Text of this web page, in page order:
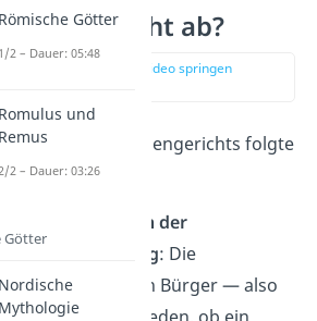
ab?
zur Stelle im Video springen
Ablauf
des Scherbengerichts folgte
:
Vorabstimmung in der
Volksversammlung: Die
stimmberechtigten Bürger — also
Römische Götter
1/2 – Dauer: 05:48
Romulus und
Remus
2 – Dauer: 03:26
Götter
Nordische
Mythologie